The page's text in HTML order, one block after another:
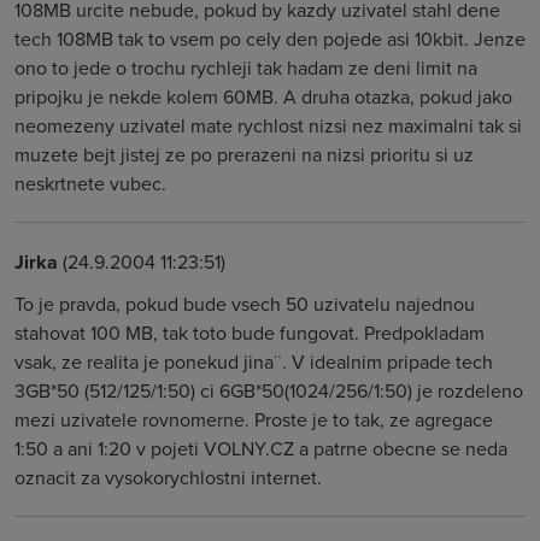
108MB urcite nebude, pokud by kazdy uzivatel stahl dene
tech 108MB tak to vsem po cely den pojede asi 10kbit. Jenze
ono to jede o trochu rychleji tak hadam ze deni limit na
pripojku je nekde kolem 60MB. A druha otazka, pokud jako
neomezeny uzivatel mate rychlost nizsi nez maximalni tak si
muzete bejt jistej ze po prerazeni na nizsi prioritu si uz
neskrtnete vubec.
Jirka (24.9.2004 11:23:51)
To je pravda, pokud bude vsech 50 uzivatelu najednou
stahovat 100 MB, tak toto bude fungovat. Predpokladam
vsak, ze realita je ponekud jina¨. V idealnim pripade tech
3GB*50 (512/125/1:50) ci 6GB*50(1024/256/1:50) je rozdeleno
mezi uzivatele rovnomerne. Proste je to tak, ze agregace
1:50 a ani 1:20 v pojeti VOLNY.CZ a patrne obecne se neda
oznacit za vysokorychlostni internet.